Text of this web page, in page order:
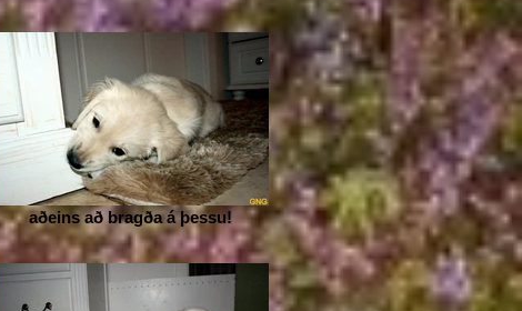
aðeins að bragða á þessu!